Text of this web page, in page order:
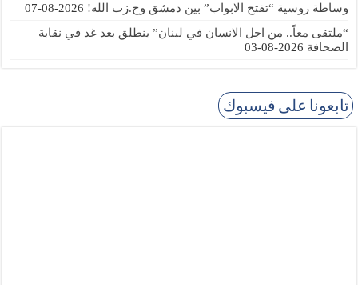
وساطة روسية “تفتح الابواب” بين دمشق وح.زب الله! 2026-08-07
“ملتقى معاً.. من اجل الانسان في لبنان” ينطلق بعد غد في نقابة
الصحافة 2026-08-03
تابعونا على فيسبوك